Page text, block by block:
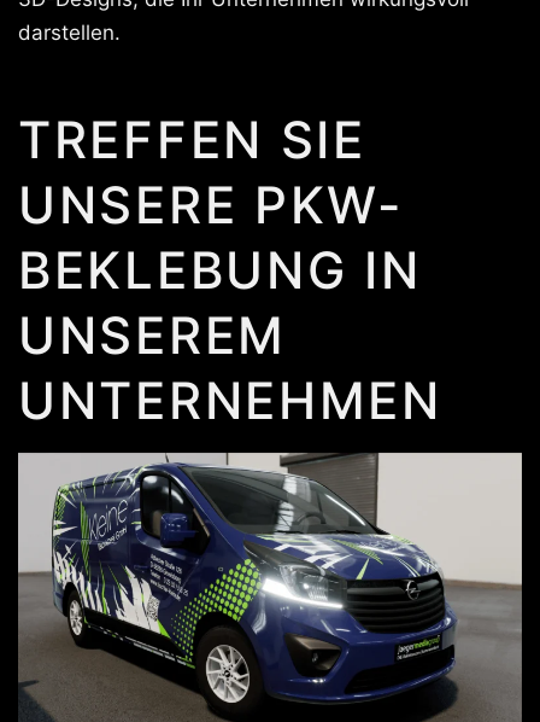
darstellen.
TREFFEN SIE
UNSERE PKW-
BEKLEBUNG IN
UNSEREM
UNTERNEHMEN